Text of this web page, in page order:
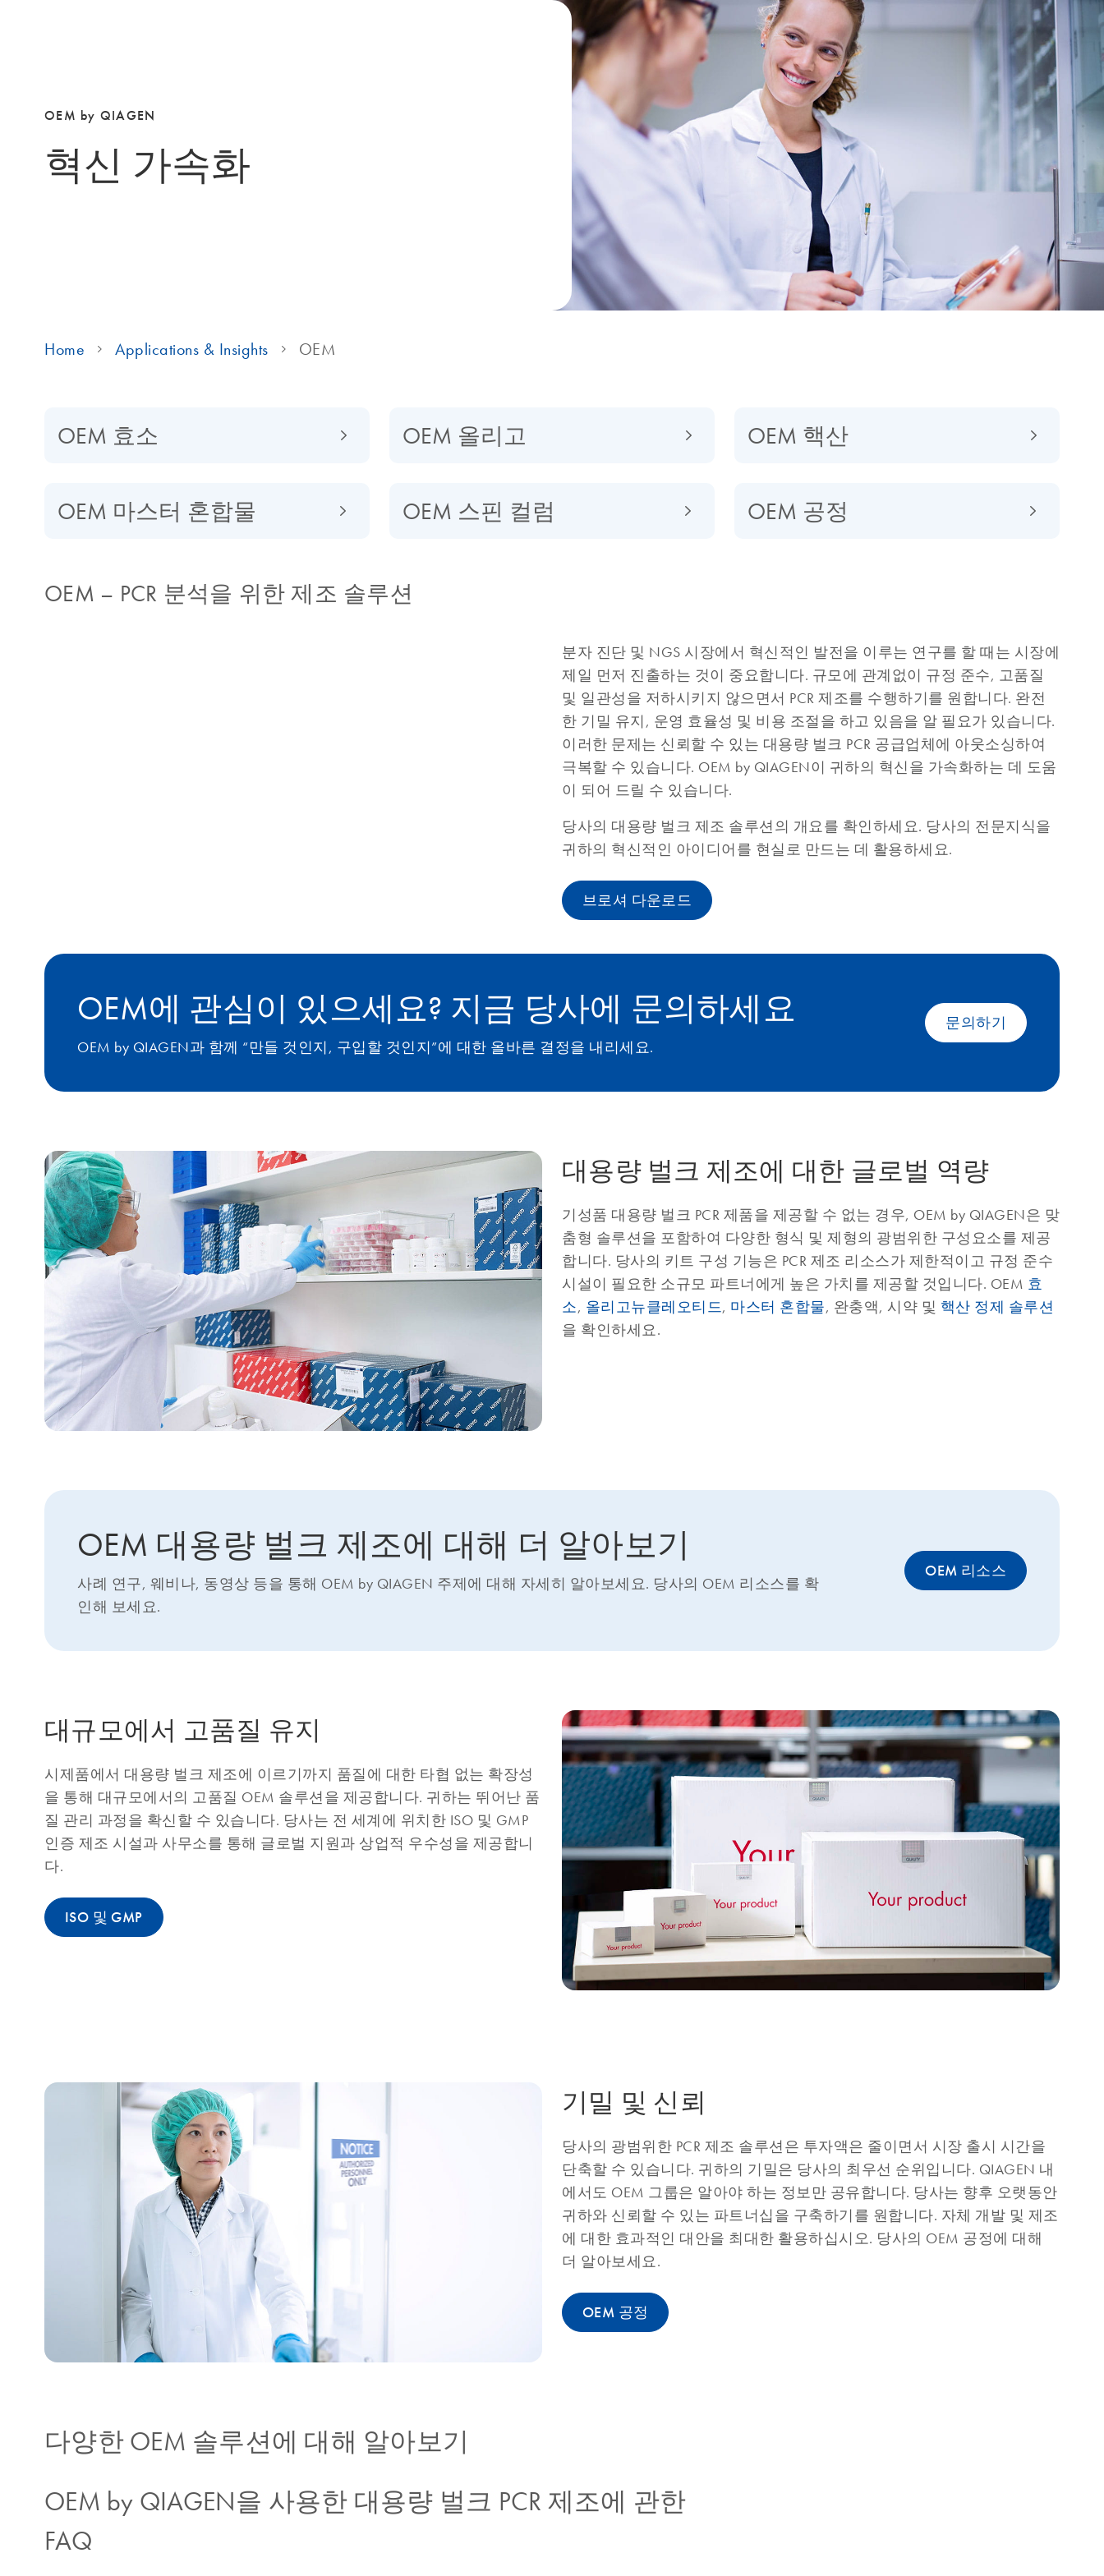
OEM by QIAGEN
혁신 가속화
Home Applications & Insights OEM
OEM 효소 OEM 올리고 OEM 핵산
OEM 마스터 혼합물 OEM 스핀 컬럼 OEM 공정
OEM – PCR 분석을 위한 제조 솔루션
분자 진단 및 NGS 시장에서 혁신적인 발전을 이루는 연구를 할 때는 시장에
제일 먼저 진출하는 것이 중요합니다. 규모에 관계없이 규정 준수, 고품질
및 일관성을 저하시키지 않으면서 PCR 제조를 수행하기를 원합니다. 완전
한 기밀 유지, 운영 효율성 및 비용 조절을 하고 있음을 알 필요가 있습니다.
이러한 문제는 신뢰할 수 있는 대용량 벌크 PCR 공급업체에 아웃소싱하여
극복할 수 있습니다. OEM by QIAGEN이 귀하의 혁신을 가속화하는 데 도움
이 되어 드릴 수 있습니다.
당사의 대용량 벌크 제조 솔루션의 개요를 확인하세요. 당사의 전문지식을
귀하의 혁신적인 아이디어를 현실로 만드는 데 활용하세요.
브로셔 다운로드
OEM에 관심이 있으세요? 지금 당사에 문의하세요
OEM by QIAGEN과 함께 “만들 것인지, 구입할 것인지”에 대한 올바른 결정을 내리세요.
문의하기
대용량 벌크 제조에 대한 글로벌 역량
기성품 대용량 벌크 PCR 제품을 제공할 수 없는 경우, OEM by QIAGEN은 맞
춤형 솔루션을 포함하여 다양한 형식 및 제형의 광범위한 구성요소를 제공
합니다. 당사의 키트 구성 기능은 PCR 제조 리소스가 제한적이고 규정 준수
시설이 필요한 소규모 파트너에게 높은 가치를 제공할 것입니다. OEM 효
소, 올리고뉴클레오티드, 마스터 혼합물, 완충액, 시약 및 핵산 정제 솔루션
을 확인하세요.
OEM 대용량 벌크 제조에 대해 더 알아보기
사례 연구, 웨비나, 동영상 등을 통해 OEM by QIAGEN 주제에 대해 자세히 알아보세요. 당사의 OEM 리소스를 확
인해 보세요.
OEM 리소스
대규모에서 고품질 유지
시제품에서 대용량 벌크 제조에 이르기까지 품질에 대한 타협 없는 확장성
을 통해 대규모에서의 고품질 OEM 솔루션을 제공합니다. 귀하는 뛰어난 품
질 관리 과정을 확신할 수 있습니다. 당사는 전 세계에 위치한 ISO 및 GMP
인증 제조 시설과 사무소를 통해 글로벌 지원과 상업적 우수성을 제공합니
다.
ISO 및 GMP
기밀 및 신뢰
당사의 광범위한 PCR 제조 솔루션은 투자액은 줄이면서 시장 출시 시간을
단축할 수 있습니다. 귀하의 기밀은 당사의 최우선 순위입니다. QIAGEN 내
에서도 OEM 그룹은 알아야 하는 정보만 공유합니다. 당사는 향후 오랫동안
귀하와 신뢰할 수 있는 파트너십을 구축하기를 원합니다. 자체 개발 및 제조
에 대한 효과적인 대안을 최대한 활용하십시오. 당사의 OEM 공정에 대해
더 알아보세요.
OEM 공정
다양한 OEM 솔루션에 대해 알아보기
OEM by QIAGEN을 사용한 대용량 벌크 PCR 제조에 관한
FAQ